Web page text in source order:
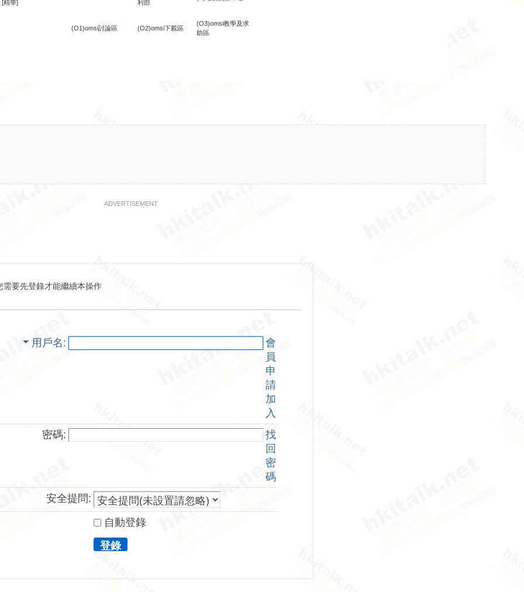
[精華]
利部
(O1)omsi討論區 (O2)omsi下載區
(O3)omsi教學及求
助區
ADVERTISEMENT
需要先登錄才能繼續本操作
用戶名
會
員
申
請
加
入
密碼:
找
回
密
碼
安全提問:
自動登錄
登錄